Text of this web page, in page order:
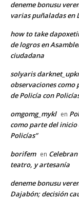
deneme bonusu
varias puñaladas en
how to take
de logros en
ciudadana
solyaris
observaciones como
de Policía con
omgomg_mykl en
como parte del inicio
Policías”
borifem en
teatro, y artesanía
deneme bonusu
Dajabón; decisión